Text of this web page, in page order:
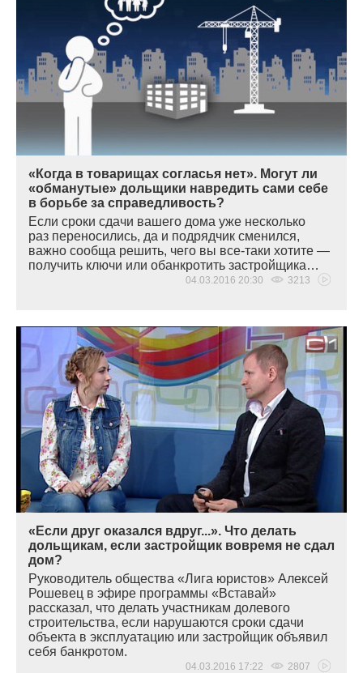
«Когда в товарищах согласья нет». Могут ли
«обманутые» дольщики навредить сами себе
в борьбе за справедливость?
Если сроки сдачи вашего дома уже несколько
раз переносились, да и подрядчик сменился,
важно сообща решить, чего вы все-таки хотите —
получить ключи или обанкротить застройщика…
04.03.2016 20:30 3213
«Если друг оказался вдруг...». Что делать
дольщикам, если застройщик вовремя не сдал
дом?
Руководитель общества «Лига юристов» Алексей
Рошевец в эфире программы «Вставай»
рассказал, что делать участникам долевого
строительства, если нарушаются сроки сдачи
объекта в эксплуатацию или застройщик объявил
себя банкротом.
04.03.2016 17:22 2807